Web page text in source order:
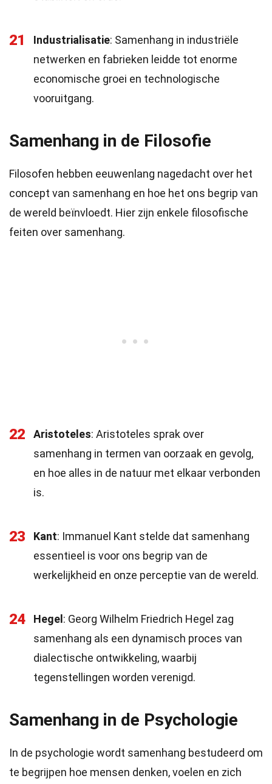
21 Industrialisatie: Samenhang in industriële
netwerken en fabrieken leidde tot enorme
economische groei en technologische
vooruitgang.
Samenhang in de Filosofie
Filosofen hebben eeuwenlang nagedacht over het
concept van samenhang en hoe het ons begrip van
de wereld beïnvloedt. Hier zijn enkele filosofische
feiten over samenhang.
22 Aristoteles: Aristoteles sprak over
samenhang in termen van oorzaak en gevolg,
en hoe alles in de natuur met elkaar verbonden
is.
23 Kant: Immanuel Kant stelde dat samenhang
essentieel is voor ons begrip van de
werkelijkheid en onze perceptie van de wereld.
24 Hegel : Georg Wilhelm Friedrich Hegel zag
samenhang als een dynamisch proces van
dialectische ontwikkeling, waarbij
tegenstellingen worden verenigd.
Samenhang in de Psychologie
In de psychologie wordt samenhang bestudeerd om
te begrijpen hoe mensen denken, voelen en zich